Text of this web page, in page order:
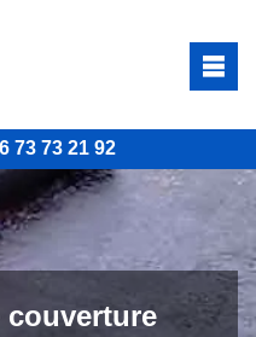
73 73 21 92
couverture